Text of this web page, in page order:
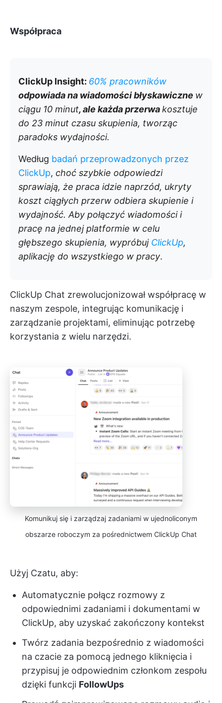
Współpraca
ClickUp Insight: 60% pracowników
odpowiada na wiadomości błyskawiczne w
ciągu 10 minut, ale każda przerwakosztuje
do 23 minut czasu skupienia, tworząc
paradoks wydajności.
Według badań przeprowadzonych przez
ClickUp, choć szybkie odpowiedzi
sprawiają, że praca idzie naprzód, ukryty
koszt ciągłych przerw odbiera skupienie i
wydajność. Aby połączyć wiadomości i
pracę na jednej platformie w celu
głębszego skupienia, wypróbuj ClickUp,
aplikację do wszystkiego w pracy.
ClickUp Chat zrewolucjonizował współpracę w
naszym zespole, integrując komunikację i
zarządzanie projektami, eliminując potrzebę
korzystania z wielu narzędzi.
Komunikuj się i zarządzaj zadaniami w ujednoliconym
obszarze roboczym za pośrednictwem ClickUp Chat
Użyj Czatu, aby:
Automatycznie połącz rozmowy z
odpowiednimi zadaniami i dokumentami w
ClickUp, aby uzyskać zakończony kontekst
Twórz zadania bezpośrednio z wiadomości
na czacie za pomocą jednego kliknięcia i
przypisuj je odpowiednim członkom zespołu
dzięki funkcji FollowUps